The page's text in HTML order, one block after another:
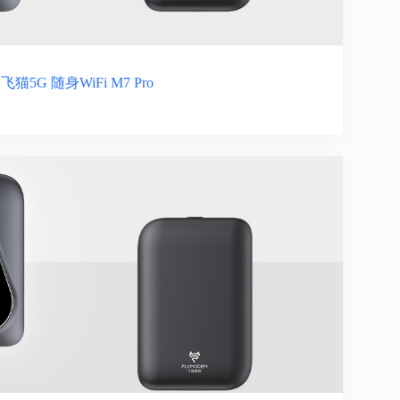
飞猫5G 随身WiFi M7 Pro